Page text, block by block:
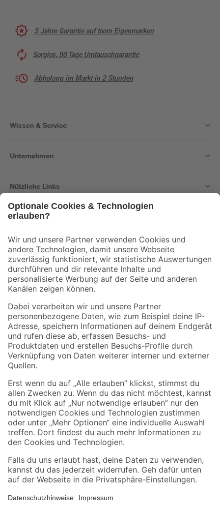
5 Jahre Garantie auf toom Eigenmarken
Sorglos, 90 Tage Umtauschgarantie
Abholung im Markt in 2 Stunden
Wissen & Service
Unternehmen
Nützliche Links
Der toom Newsletter: Keine Angebote und Aktionen mehr verpassen!
Zur Newsletter Anmeldung
Folge uns
Zahlungsarten Versandarten
Sicher einkaufen
Jetzt die toom-App herunterladen
Alle Preisangaben in EUR inkl. gesetzl. MwSt.. Die dargestellten Angebote sind unter
Umständen nicht in allen Märkten verfügbar. Die angegebenen Verfügbarkeiten beziehen
Produkte nur solange der Vorrat reicht.
*Paketversand ab 59 € versandkostenfrei, gilt nicht für Artikel mit Speditionsversand, hier